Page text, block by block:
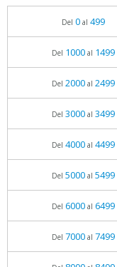
Del 0al 499
Del 1000al 1499
Del 2000al 2499
Del 3000al 3499
Del 4000al 4499
Del 5000al 5499
Del 6000al 6499
Del 7000al 7499